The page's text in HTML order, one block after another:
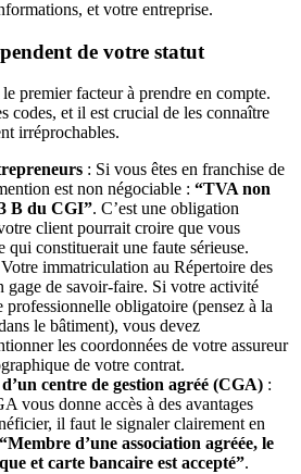
et votre entreprise.
de votre statut
premier facteur à prendre en compte.
codes, et il est crucial de les connaître
irréprochables.
: Si vous êtes en franchise de
est non négociable : “TVA non
B du CGI”. C’est une obligation
client pourrait croire que vous
constituerait une faute sérieuse.
immatriculation au Répertoire des
gage de savoir-faire. Si votre activité
professionnelle obligatoire (pensez à la
le bâtiment), vous devez
les coordonnées de votre assureur
de votre contrat.
centre de gestion agréé (CGA) :
vous donne accès à des avantages
il faut le signaler clairement en
“Membre d’une association agréée, le
et carte bancaire est accepté”.